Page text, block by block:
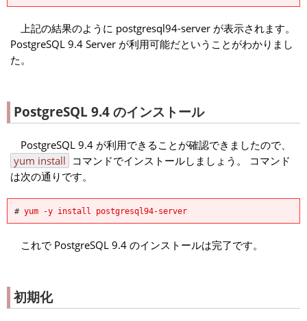
上記の結果のように postgresql94-server が表示されます。
PostgreSQL 9.4 Server が利用可能だということがわかりまし
た。
PostgreSQL 9.4 のインストール
PostgreSQL 9.4 が利用できることが確認できましたので、
yum install コマンドでインストールしましょう。 コマンド
は次の通りです。
# yum -y install postgresql94-server
これで PostgreSQL 9.4 のインストールは完了です。
初期化